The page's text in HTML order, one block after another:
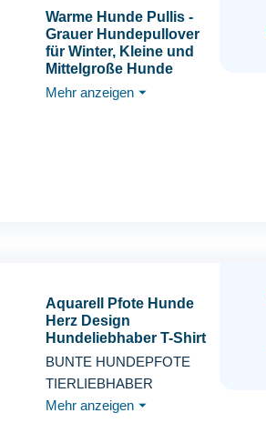
Warme Hunde Pullis -
Grauer Hundepullover
für Winter, Kleine und
Mittelgroße Hunde
Mehr anzeigen ⏷
Aquarell Pfote Hunde
Herz Design
Hundeliebhaber T-Shirt
BUNTE HUNDEPFOTE
TIERLIEBHABER
Mehr anzeigen ⏷